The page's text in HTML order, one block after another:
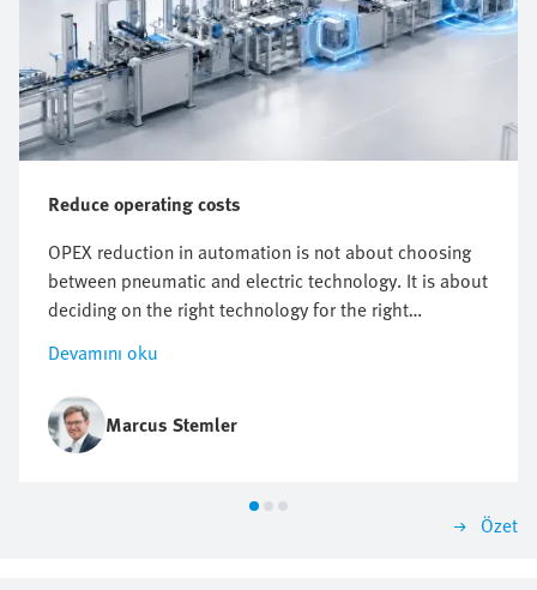
Reduce operating costs
OPEX reduction in automation is not about choosing
between pneumatic and electric technology. It is about
deciding on the right technology for the right
application. It starts with knowing where costs actually
arise. But however useful energy targets, compressed
air reduction and electrification plans are, they do not
automatically point to one technology.
Devamını oku
Marcus Stemler
Özet